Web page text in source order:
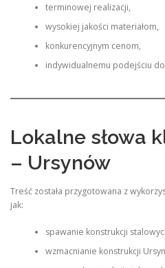
terminowej realizacji,
wysokiej jakości materiałom,
konkurencyjnym cenom,
indywidualnemu podejściu
Lokalne słowa
– Ursynów
Treść została przygotowana z
jak:
spawanie konstrukcji
wzmacnianie konstrukcji